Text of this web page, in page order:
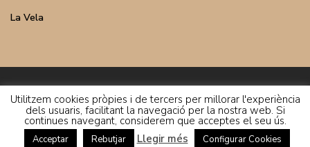
La Vela
Inmo Costa Copyright | Avís Legal | Política de Privacitat
Utilitzem cookies pròpies i de tercers per millorar l'experiència
dels usuaris, facilitant la navegació per la nostra web. Si
continues navegant, considerem que acceptes el seu ús.
Acceptar Rebutjar Llegir més Configurar Cookies